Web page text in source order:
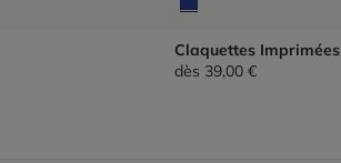
Claquettes Imprimées
dès 39,00 €